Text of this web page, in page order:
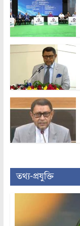
তথ্য-প্রযুক্তি